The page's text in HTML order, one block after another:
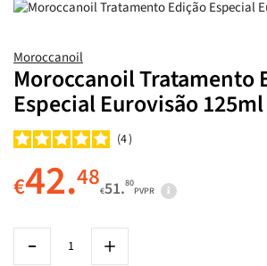
Moroccanoil
Moroccanoil Tratamento
Especial Eurovisão 125ml
4
€42.48€51.80
PVPR